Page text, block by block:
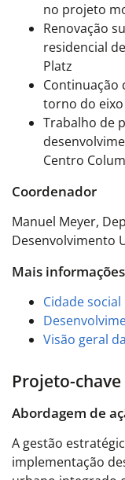
no projeto
Renovação
residencial
Platz
Continuação
torno do
Trabalho de
Centro
Coordenador
Manuel Meyer,
Desenvolvimento
Mais informações
Cidade social
Visão geral
Projeto-
Abordagem de
A gestão
implementação